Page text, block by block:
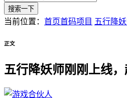
搜索一下
当前位置： 首页首码项目 五行降
正文
五行降妖师刚刚上线